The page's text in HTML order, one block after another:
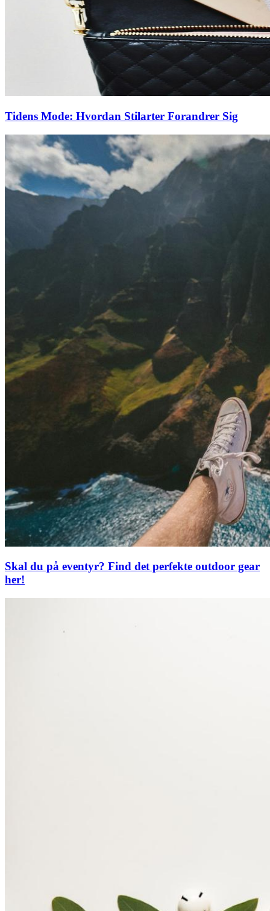
Tidens Mode: Hvordan Stilarter Forandrer Sig
Skal du på eventyr? Find det perfekte outdoor gear
her!